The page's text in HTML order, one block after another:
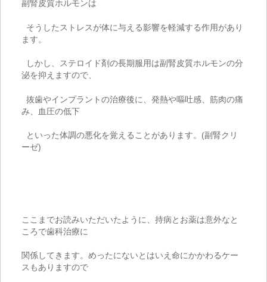
副腎皮質ホルモンは
そうしたストレスが体に与える影響を軽減する作用があり
ます。
しかし、ステロイド剤の長期服用は副腎皮質ホルモンの分
泌を抑えますので、
抜歯やインプラントの治療後に、発熱や嘔吐感、筋肉の痛
み、血圧の低下
といった体調の悪化を覚えることがあります。 (副腎クリ
ーゼ)
ここまでお読みいただいたように、持病とお薬は意外なと
ころで歯科治療に
関係してきます。めったにないとはいえ命にかかわるケー
スもありますので